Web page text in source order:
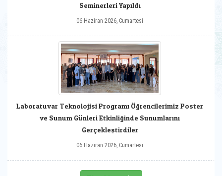
Seminerleri Yapıldı
06 Haziran 2026, Cumartesi
Laboratuvar Teknolojisi Programı Öğrencilerimiz Poster
ve Sunum Günleri Etkinliğinde Sunumlarını
Gerçekleştirdiler
06 Haziran 2026, Cumartesi